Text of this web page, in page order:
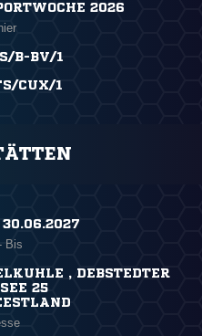
2026
B-BV/1
CUX/1
Bis
, DEBSTEDTER
25